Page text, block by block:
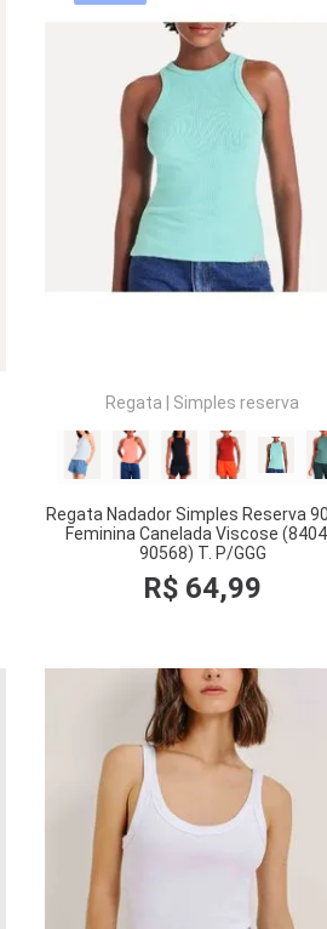
Regata | Simples reserva
Regata Nadador Simples Reserva
Feminina Canelada Viscose
90568) T. P/GGG
R$ 64,99